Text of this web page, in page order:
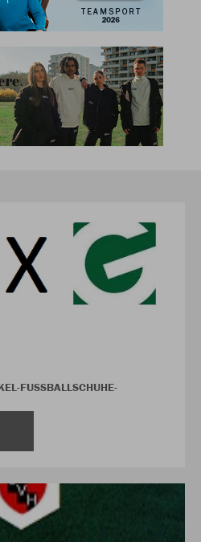
FUSSBALLSCHUHE-